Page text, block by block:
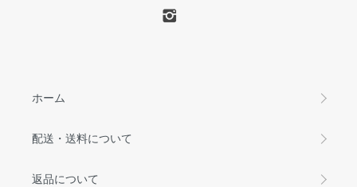
ホーム
配送・送料について
返品について